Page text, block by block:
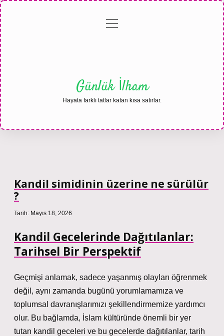
Gizlilikmenüyü
Günlük İlham
Hayata farklı tatlar katan kısa satırlar.
Kandil simidinin üzerine ne sürülür
?
Tarih: Mayıs 18, 2026
Kandil Gecelerinde Dağıtılanlar:
Tarihsel Bir Perspektif
Geçmişi anlamak, sadece yaşanmış olayları öğrenmek
değil, aynı zamanda bugünü yorumlamamıza ve
toplumsal davranışlarımızı şekillendirmemize yardımcı
olur. Bu bağlamda, İslam kültüründe önemli bir yer
tutan kandil geceleri ve bu gecelerde dağıtılanlar, tarih